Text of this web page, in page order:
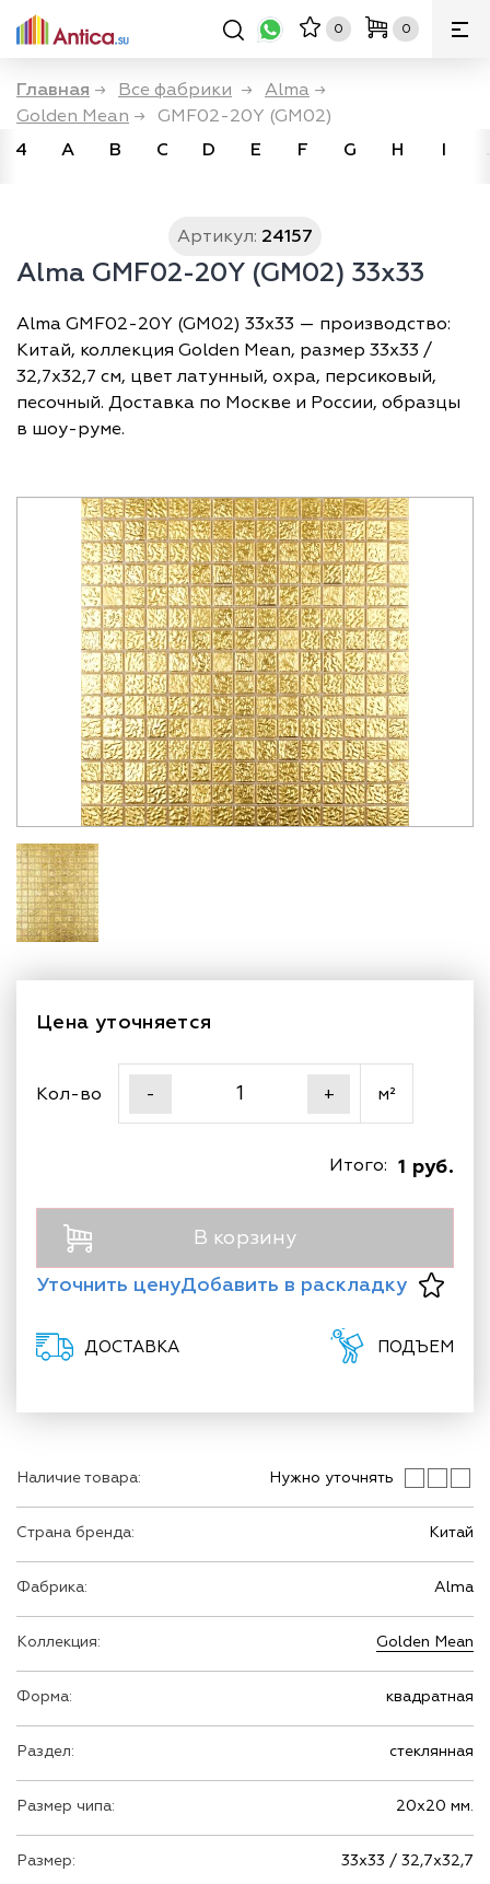
0 0
Главная → Все фабрики → Alma →
Golden Mean →
GMF02-20Y (GM02)
4
A B C D E F G H I
Артикул: 24157
Alma GMF02-20Y (GM02) 33x33
Alma GMF02-20Y (GM02) 33x33 — производство:
Китай, коллекция Golden Mean, размер 33х33 /
32,7х32,7 см, цвет латунный, охра, персиковый,
песочный. Доставка по Москве и России, образцы
в шоу-руме.
Наличие товара: Нужно уточнять
Страна бренда: Китай
Фабрика: Alma
Коллекция: Golden Mean
Форма: квадратная
Раздел: стеклянная
Размер чипа: 20х20 мм.
Размер: 33х33 / 32,7х32,7
Цена уточняется
Кол-во - + м²
1 руб.
Итого:
В корзину
Уточнить ценуДобавить в раскладку
ДОСТАВКА ПОДЪЕМ